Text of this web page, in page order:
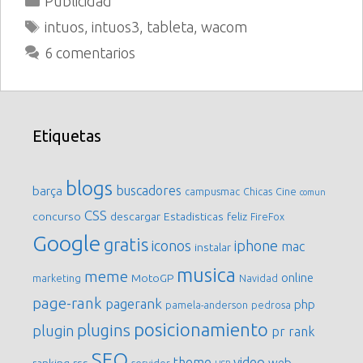
Etiquetas
intuos, intuos3, tableta, wacom
6 comentarios
Etiquetas
barça blogs buscadores campusmac Chicas Cine comun
concurso CSS descargar Estadisticas feliz FireFox
Google gratis iconos instalar iphone mac
marketing meme MotoGP musica Navidad online
page-rank pagerank pamela-anderson pedrosa php
plugin plugins posicionamiento pr rank